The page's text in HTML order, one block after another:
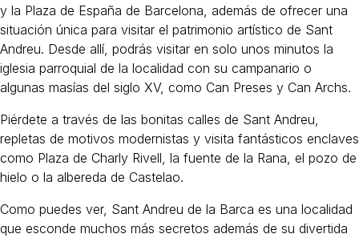
y la Plaza de España de Barcelona, además de ofrecer una
situación única para visitar el patrimonio artístico de Sant
Andreu. Desde allí, podrás visitar en solo unos minutos la
iglesia parroquial de la localidad con su campanario o
algunas masías del siglo XV, como Can Preses y Can Archs.
Piérdete a través de las bonitas calles de Sant Andreu,
repletas de motivos modernistas y visita fantásticos enclaves
como Plaza de Charly Rivell, la fuente de la Rana, el pozo de
hielo o la albereda de Castelao.
Como puedes ver, Sant Andreu de la Barca es una localidad
que esconde muchos más secretos además de su divertida